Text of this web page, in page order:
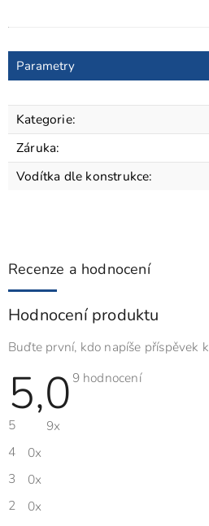
Parametry
Kategorie:
Záruka:
Vodítka dle konstrukce:
Recenze a hodnocení
Hodnocení produktu
Buďte první, kdo napíše příspěvek
5,0 Průměrné
9 hodnocení
5
9x
4
0x
3
0x
2
0x